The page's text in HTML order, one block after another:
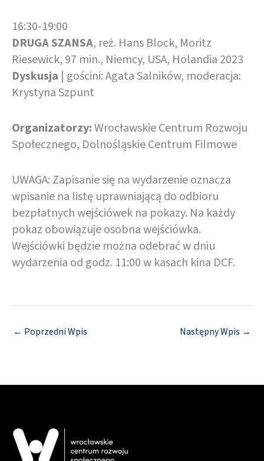
16:30-19:00
DRUGA SZANSA, reż. Hans Block, Moritz
Riesewick, 97 min., Niemcy, USA, Holandia 2023
Dyskusja | gościni: Agata Salników, moderacja:
Krystyna Szpunt
Organizatorzy:Wrocławskie Centrum Rozwoju
Społecznego, Dolnośląskie Centrum Filmowe
UWAGA: Zapisanie się na wydarzenie oznacza
wpisanie na listę uprawniającą do odbioru
bezpłatnych wejściówek na pokazy. Na każdy
pokaz obowiązuje osobna wejściówka.
Wejściówki będzie można odebrać w dniu
wydarzenia od godz. 11:00 w kasach kina DCF.
← Poprzedni Wpis Następny Wpis →